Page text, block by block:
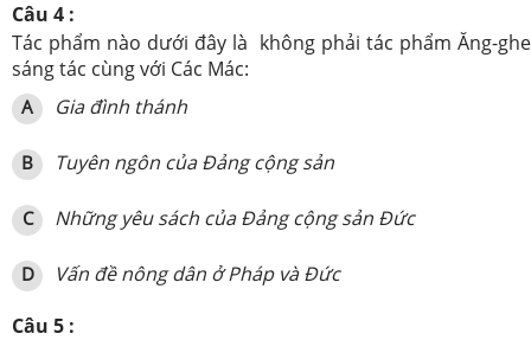
Câu 4 :
Tác phẩm nào dưới đây là không phải tác phẩm Ăng-
sáng tác cùng với Các Mác:
A Gia đình thánh
B Tuyên ngôn của Đảng cộng sản
C Những yêu sách của Đảng cộng sản Đức
D
Vấn đề nông dân ở Pháp và Đức
Câu 5 :